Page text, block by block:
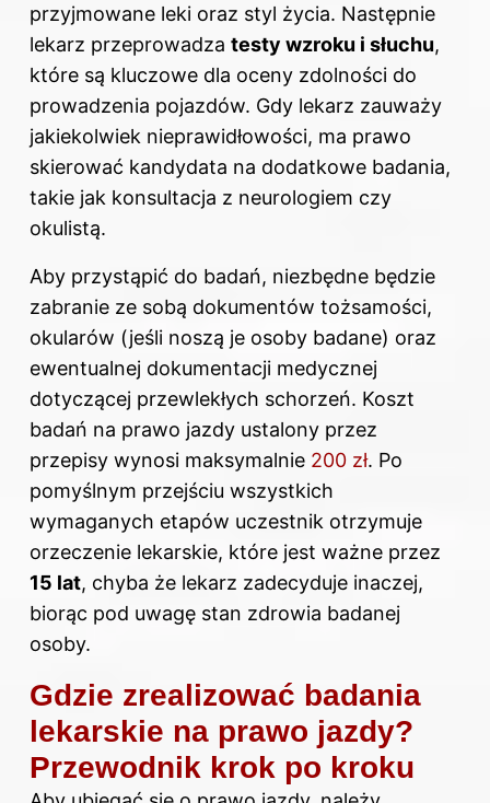
przyjmowane leki oraz styl życia. Następnie
lekarz przeprowadza testy wzroku i słuchu,
które są kluczowe dla oceny zdolności do
prowadzenia pojazdów. Gdy lekarz zauważy
jakiekolwiek nieprawidłowości, ma prawo
skierować kandydata na dodatkowe badania,
takie jak konsultacja z neurologiem czy
okulistą.
Aby przystąpić do badań, niezbędne będzie
zabranie ze sobą dokumentów tożsamości,
okularów (jeśli noszą je osoby badane) oraz
ewentualnej dokumentacji medycznej
dotyczącej przewlekłych schorzeń. Koszt
badań na prawo jazdy ustalony przez
przepisy wynosi maksymalnie 200 zł. Po
pomyślnym przejściu wszystkich
wymaganych etapów uczestnik otrzymuje
orzeczenie lekarskie, które jest ważne przez
15 lat, chyba że lekarz zadecyduje inaczej,
biorąc pod uwagę stan zdrowia badanej
osoby.
Gdzie zrealizować badania
lekarskie na prawo jazdy?
Przewodnik krok po kroku